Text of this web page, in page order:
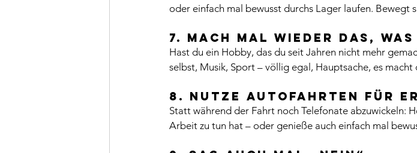
oder einfach mal bewusst durchs Lager laufen. Bewegt
7. Mach mal wieder das,
Hast du ein Hobby, das du seit Jahren nicht mehr
selbst, Musik, Sport – völlig egal, Hauptsache, es macht
8. Nutze Autofahrten für
Statt während der Fahrt noch Telefonate abzuwickeln:
Arbeit zu tun hat – oder genieße auch einfach mal